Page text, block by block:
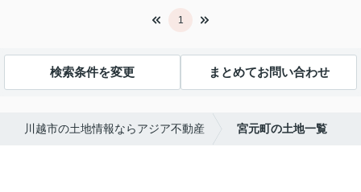
1
検索条件を変更 まとめてお問い合わせ
川越市の土地情報ならアジア不動産 宮元町の土地一覧